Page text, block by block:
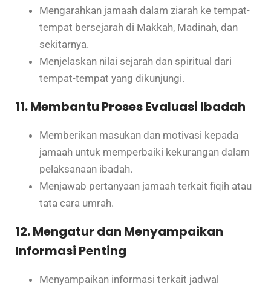
Mengarahkan jamaah dalam ziarah ke tempat-
tempat bersejarah di Makkah, Madinah, dan
sekitarnya.
Menjelaskan nilai sejarah dan spiritual dari
tempat-tempat yang dikunjungi.
11. Membantu Proses Evaluasi Ibadah
Memberikan masukan dan motivasi kepada
jamaah untuk memperbaiki kekurangan dalam
pelaksanaan ibadah.
Menjawab pertanyaan jamaah terkait fiqih atau
tata cara umrah.
12. Mengatur dan Menyampaikan
Informasi Penting
Menyampaikan informasi terkait jadwal